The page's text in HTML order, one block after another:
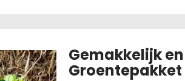
Gemakkelijk